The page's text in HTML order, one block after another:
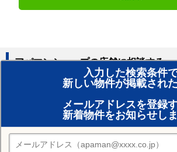
入力した検索条件
新しい物件が掲載され
メールアドレスを登録
新着物件をお知らせしま
アパマンショップの店舗に相談する
賃貸のプロがお部屋探し！
おまかせ物件リクエスト
住みたい街の店舗を探す
店舗検索